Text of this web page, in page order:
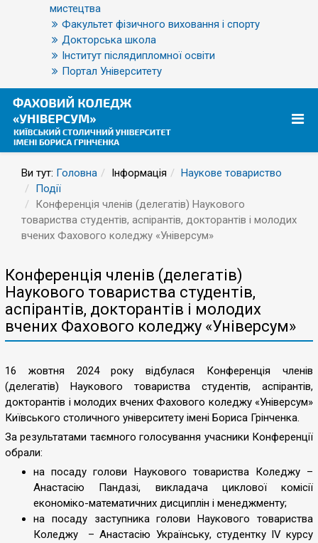
мистецтва
Факультет фізичного виховання і спорту
Докторська школа
Інститут післядипломної освіти
Портал Університету
Ви тут: Головна Інформація
Наукове товариство
Події
Конференція членів (делегатів) Наукового
товариства студентів, аспірантів, докторантів і молодих
вчених Фахового коледжу «Універсум»
Конференція членів (делегатів)
Наукового товариства студентів,
аспірантів, докторантів і молодих
вчених Фахового коледжу «Універсум»
16 жовтня 2024 року відбулася Конференція членів
(делегатів) Наукового товариства студентів, аспірантів,
докторантів і молодих вчених Фахового коледжу «Універсум»
Київського столичного університету імені Бориса Грінченка.
За результатами таємного голосування учасники Конференції
обрали:
на посаду голови Наукового товариства Коледжу –
Анастасію Пандазі, викладача циклової комісії
економіко-математичних дисциплін і менеджменту;
на посаду заступника голови Наукового товариства
Коледжу – Анастасію Українську, студентку ІV курсу